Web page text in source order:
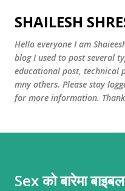
Skip to
SHAILESH
Hello everyone I am
blog I used to post several
educational post, technical
mny others. Please stay
for more information.
Sex को बारेमा